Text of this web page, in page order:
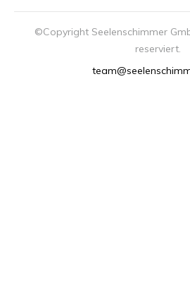
©Copyright Seelenschimmer
reserviert.